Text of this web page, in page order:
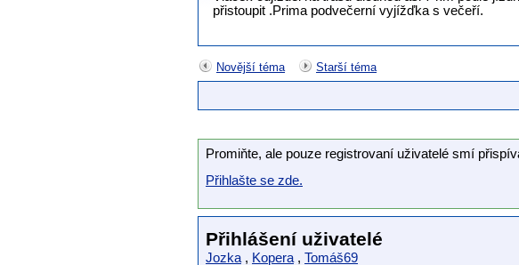
přistoupit .Prima podvečerní vyjížďka s večeří.
Novější téma Starší téma
Promiňte, ale pouze registrovaní uživatelé smí
Přihlašte se zde.
Přihlášení uživatelé
Jozka , Kopera , Tomáš69